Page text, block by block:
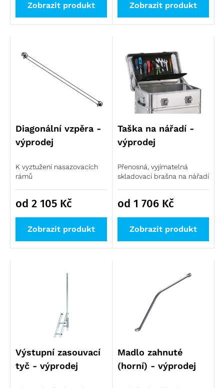
Zobrazit produkt Zobrazit produkt
Diagonální vzpěra -
výprodej
K vyztužení nasazovacích
rámů
od 2 105 Kč
Zobrazit produkt
Taška na nářadí -
výprodej
Přenosná, vyjímatelná
skladovací brašna na nářadí
od 1 706 Kč
Zobrazit produkt
Výstupní zasouvací
tyč - výprodej
Madlo zahnuté
(horní) - výprodej